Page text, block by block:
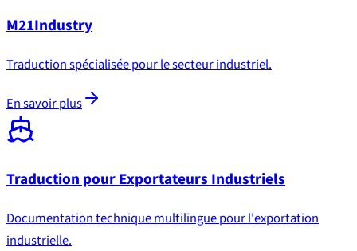
M21Industry
Traduction spécialisée pour le secteur industriel.
En savoir plus
Traduction pour Exportateurs Industriels
Documentation technique multilingue pour l'exportation
industrielle.